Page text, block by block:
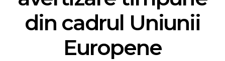
din cadrul Uniunii
Europene